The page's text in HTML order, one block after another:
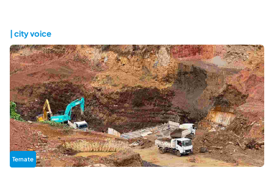
| city voice
Ternate